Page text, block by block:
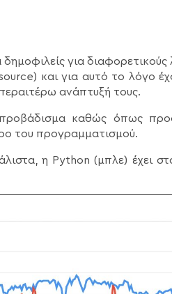
δημοφιλείς για
και για αυτό το λόγο
ανάπτυξή τους.
καθώς όπως
του προγραμματισμού.
η Python (μπλε) έχει